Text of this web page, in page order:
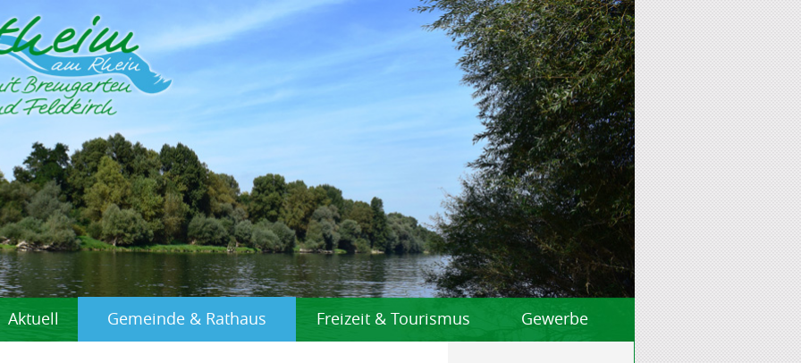
Aktuell Gemeinde & Rathaus Freizeit & Tourismus Gewerbe